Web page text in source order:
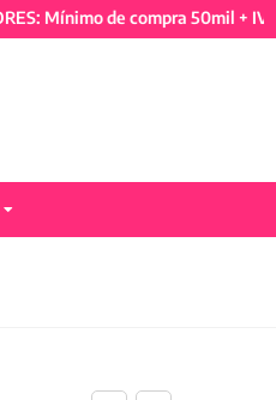
de compra 50mil + IVA